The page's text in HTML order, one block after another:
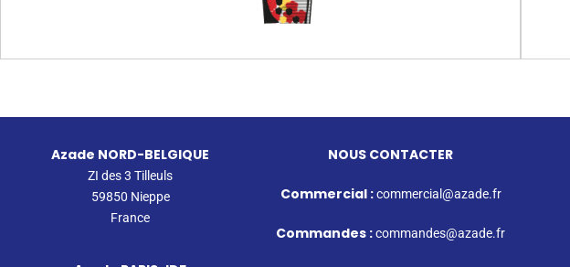
Azade NORD-BELGIQUE
ZI des 3 Tilleuls
59850 Nieppe
France
NOUS CONTACTER
Commercial :commercial@azade.fr
Commandes :commandes@azade.fr